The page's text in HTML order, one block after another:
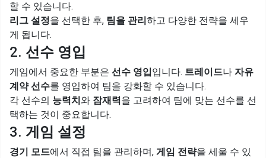
할 수 있습니다.
리그 설정을 선택한 후, 팀을 관리하고 다양한 전략을 세우
게 됩니다.
2. 선수 영입
게임에서 중요한 부분은 선수 영입입니다. 트레이드나 자유
계약 선수를 영입하여 팀을 강화할 수 있습니다.
각 선수의 능력치와 잠재력을 고려하여 팀에 맞는 선수를 선
택하는 것이 중요합니다.
3. 게임 설정
경기 모드에서 직접 팀을 관리하며, 게임 전략을 세울 수 있